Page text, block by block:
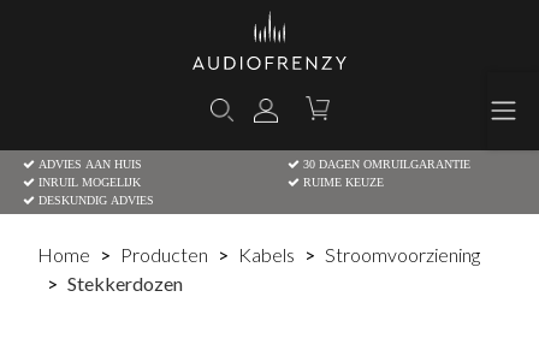
ADVIES AAN HUIS
30 DAGEN OMRUILGARANTIE
INRUIL MOGELIJK
RUIME KEUZE
DESKUNDIG ADVIES
Home Producten Kabels
Stroomvoorziening
Stekkerdozen